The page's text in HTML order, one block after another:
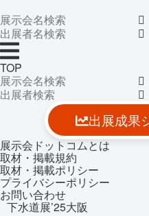
TOP
出展成果
展示会ドットコムとは
取材・掲載規約
取材・掲載ポリシー
プライバシーポリシー
お問い合わせ
下水道展’25大阪